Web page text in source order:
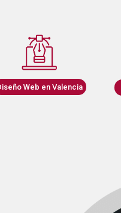
Web en Valencia